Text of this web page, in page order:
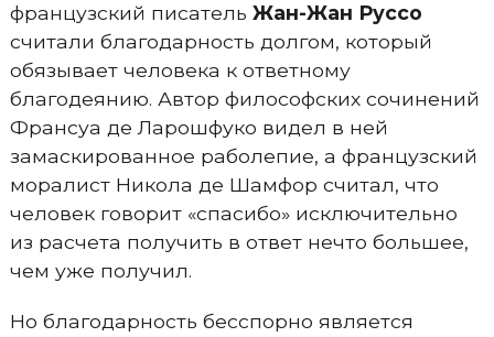
французский писатель Жан-Жан Руссо
считали благодарность долгом, который
обязывает человека к ответному
благодеянию. Автор философских сочинений
Франсуа де Ларошфуко видел в ней
замаскированное раболепие, а французский
моралист Никола де Шамфор считал, что
человек говорит «спасибо» исключительно
из расчета получить в ответ нечто большее,
чем уже получил.
Но благодарность бесспорно является